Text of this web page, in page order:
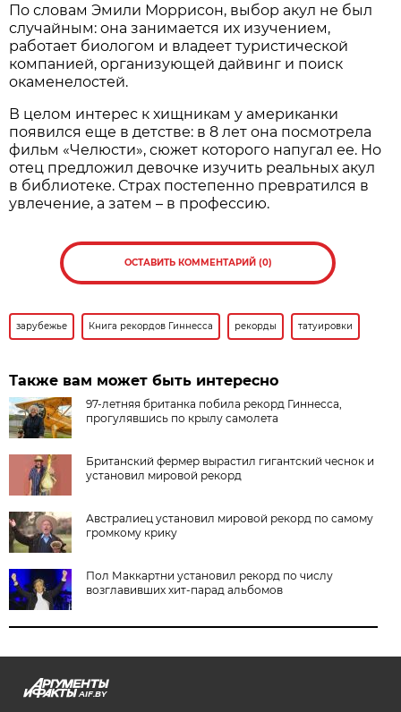
По словам Эмили Моррисон, выбор акул не был
случайным: она занимается их изучением,
работает биологом и владеет туристической
компанией, организующей дайвинг и поиск
окаменелостей.
В целом интерес к хищникам у американки
появился еще в детстве: в 8 лет она посмотрела
фильм «Челюсти», сюжет которого напугал ее. Но
отец предложил девочке изучить реальных акул
в библиотеке. Страх постепенно превратился в
увлечение, а затем – в профессию.
ОСТАВИТЬ КОММЕНТАРИЙ (0)
зарубежье Книга рекордов Гиннесса рекорды татуировки
Также вам может быть интересно
97-летняя британка побила рекорд Гиннесса,
прогулявшись по крылу самолета
Британский фермер вырастил гигантский чеснок и
установил мировой рекорд
Австралиец установил мировой рекорд по самому
громкому крику
Пол Маккартни установил рекорд по числу
возглавивших хит-парад альбомов
AIF.BY